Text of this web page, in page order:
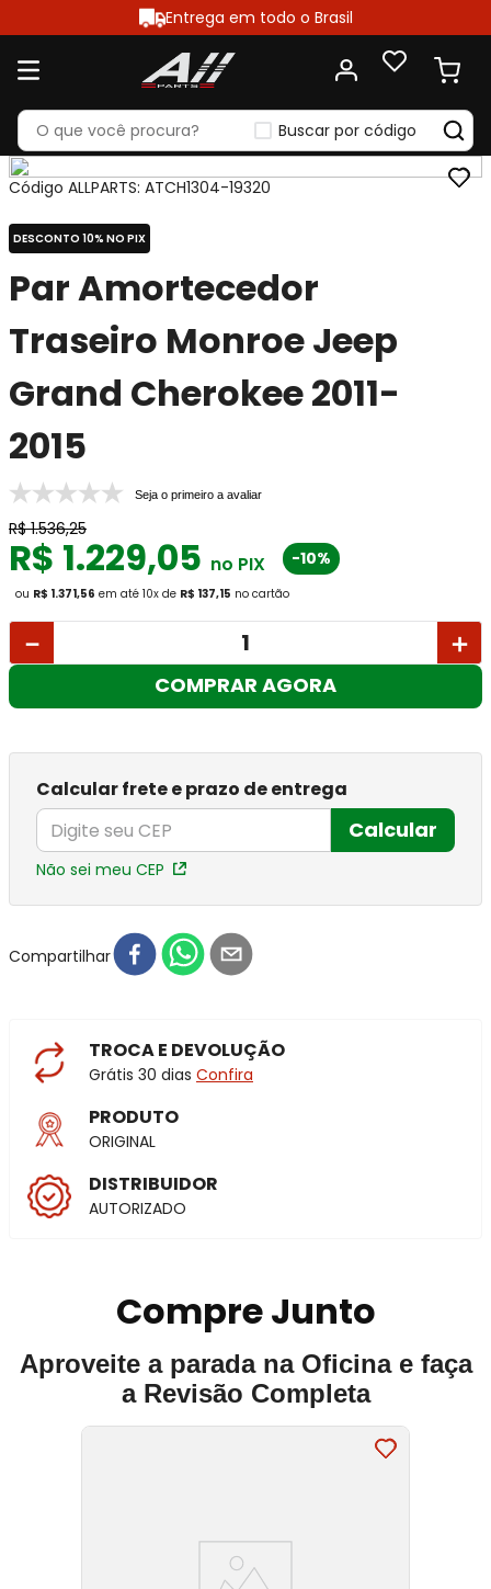
Entrega em todo o Brasil
Buscar por código
Código ALLPARTS: ATCH1304-19320
DESCONTO 10% NO PIX
Par Amortecedor
Traseiro Monroe Jeep
Grand Cherokee 2011-
2015
Seja o primeiro a avaliar
R$ 1.536,25
R$ 1.229,05 no PIX -10%
ou R$ 1.371,56 em até 10x de R$ 137,15 no cartão
＋
－
COMPRAR AGORA
Calcular frete e prazo de entrega
Calcular
Não sei meu CEP
Compartilhar
TROCA E DEVOLUÇÃO
Grátis 30 dias Confira
PRODUTO
ORIGINAL
DISTRIBUIDOR
AUTORIZADO
Compre Junto
Aproveite a parada na Oficina e faça
a Revisão Completa